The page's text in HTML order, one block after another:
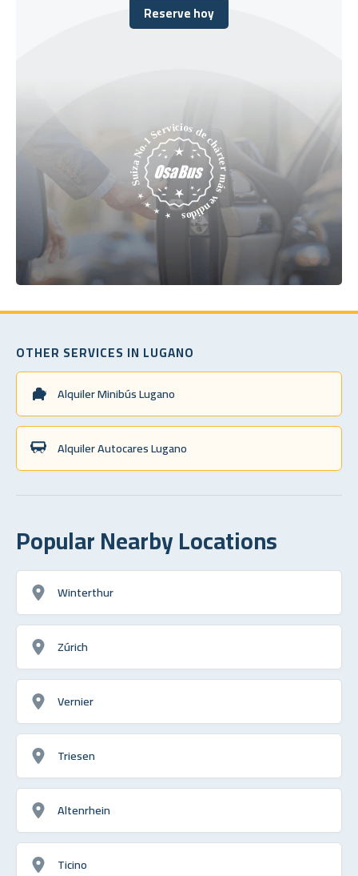
Reserve hoy
Reserve hoy
OTHER SERVICES IN LUGANO
Alquiler Minibús Lugano
Alquiler Autocares Lugano
Popular Nearby Locations
Winterthur
Zúrich
Vernier
Triesen
Altenrhein
Ticino